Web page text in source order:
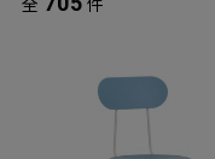
全 件